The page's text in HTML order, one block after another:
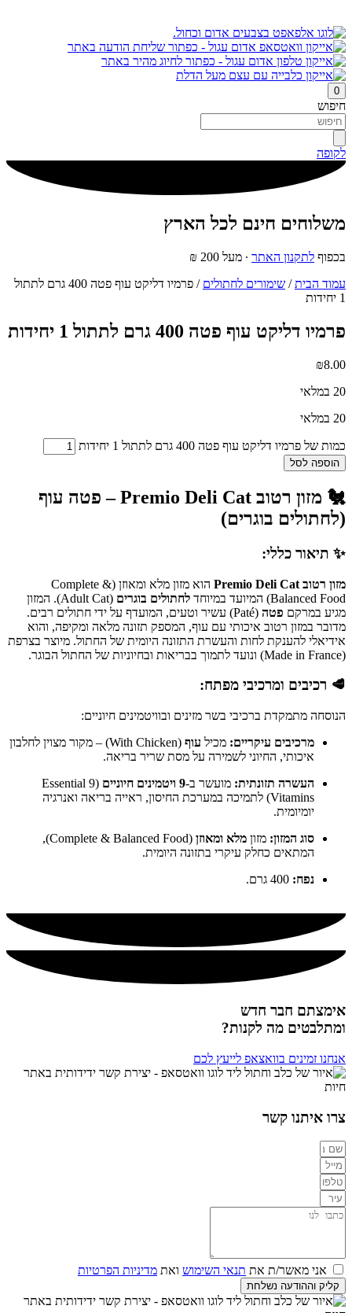
0
חיפוש
לקופה
משלוחים חינם לכל הארץ
בכפוף לתקנון האתר ∙ מעל 200 ₪
עמוד הבית/ שימורים לחתולים
/ פרמיו דליקט עוף פטה 400 גרם לתתול
1 יחידות
פרמיו דליקט עוף פטה 400 גרם לתתול 1 יחידות
₪8.00
20 במלאי
20 במלאי
כמות של פרמיו דליקט עוף פטה 400 גרם לתתול 1 יחידות
הוספה לסל
🐔 מזון רטוב Premio Deli Cat – פטה עוף
(לחתולים בוגרים)
✨ תיאור כללי:
מזון רטוב Premio Deli Cat
הוא מזון מלא ומאוזן (Complete &
Balanced Food) המיועד במיוחד
לחתולים בוגרים
(Adult Cat). המזון
מגיע במרקם פטה
(Paté) עשיר וטעים, המועדף על ידי חתולים רבים.
מדובר במזון רטוב איכותי עם עוף, המספק תזונה מלאה ומקיפה, והוא
אידיאלי להענקת לחות והעשרת התזונה היומית של החתול. מיוצר בצרפת
(Made in France) ונועד לתמוך בבריאות ובחיוניות של החתול הבוגר.
🥩 רכיבים ומרכיבי מפתח:
הנוסחה מתמקדת ברכיבי בשר מזינים ובוויטמינים חיוניים:
מרכיבים עיקריים: מכיל עוף
(With Chicken) – מקור מצוין לחלבון
איכותי, החיוני לשמירה על מסת שריר בריאה.
העשרה תזונתית: מועשר ב-9 ויטמינים חיוניים
(9 Essential
Vitamins) לתמיכה במערכת החיסון, ראייה בריאה ואנרגיה
יומיומית.
סוג המזון: מזון מלא ומאוזן
(Complete & Balanced Food),
המתאים כחלק עיקרי בתזונה היומית.
נפח: 400 גרם .
אימצתם חבר חדש
ומתלבטים מה לקנות?
אנחנו זמינים בוואצאפ לייעץ לכם
צרו איתנו קשר
אני מאשר/ת את תנאי השימוש ואת מדיניות הפרטיות
קליק וההודעה נשלחת